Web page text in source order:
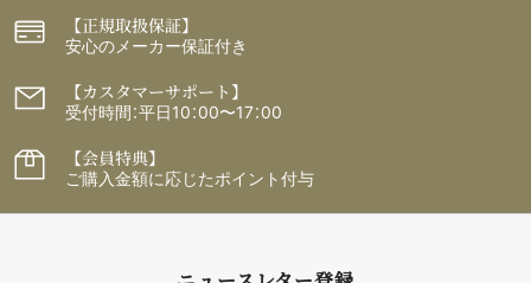
【正規取扱保証】
安心のメーカー保証付き
【カスタマーサポート】
受付時間：平日10：00〜17：00
【会員特典】
ご購入金額に応じたポイント付与